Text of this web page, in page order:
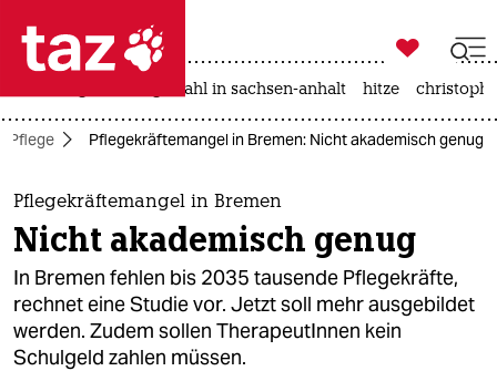
 taz zahl ich
taz zahl ich
themen
politik
öko
gesellschaft

taz zahl ich
landtagswahl in sachsen-anhalt hitze
Pflege Pflegekräftemangel in Bremen: Nicht akademisch genug
Pflegekräftemangel in Bremen
Nicht akademisch genug
In Bremen fehlen bis 2035 tausende Pflegekräfte,
rechnet eine Studie vor. Jetzt soll mehr ausgebildet
werden. Zudem sollen TherapeutInnen kein
Schulgeld zahlen müssen.